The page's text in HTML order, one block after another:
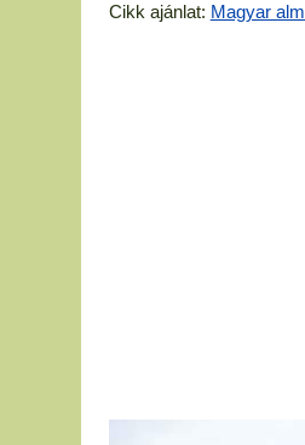
Cikk ajánlat: Magyar